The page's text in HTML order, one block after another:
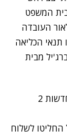
המשפט
העובדה
תנאי הכליאה
מבית
רוצים לקבל עדכונים נוספים? הצטרפו לחדשות 2
לשלוח